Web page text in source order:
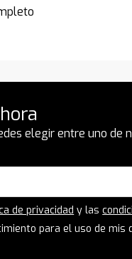
elegir entre uno de
de privacidad y las
para el uso de mis